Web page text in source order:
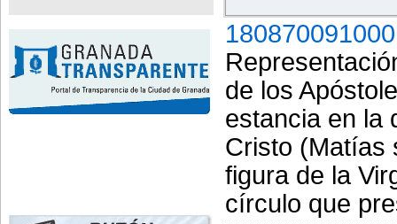
de los
estancia en la
Cristo (Matías
figura de la
círculo que